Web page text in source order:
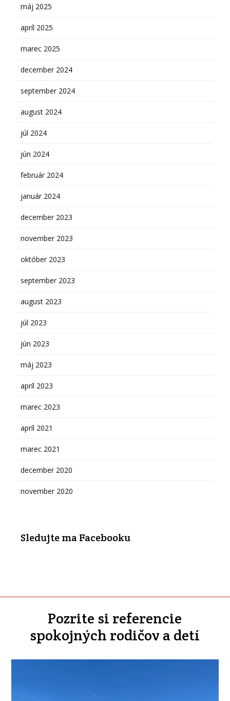
máj 2025
apríl 2025
marec 2025
december 2024
september 2024
august 2024
júl 2024
jún 2024
február 2024
január 2024
december 2023
november 2023
október 2023
september 2023
august 2023
júl 2023
jún 2023
máj 2023
apríl 2023
marec 2023
apríl 2021
marec 2021
december 2020
november 2020
Sledujte ma Facebooku
Pozrite si referencie
spokojných rodičov a detí